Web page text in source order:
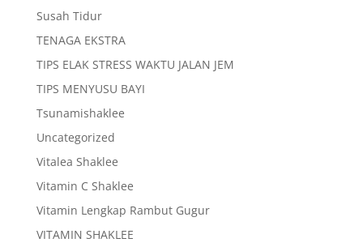
Susah Tidur
TENAGA EKSTRA
TIPS ELAK STRESS WAKTU JALAN JEM
TIPS MENYUSU BAYI
Tsunamishaklee
Uncategorized
Vitalea Shaklee
Vitamin C Shaklee
Vitamin Lengkap Rambut Gugur
VITAMIN SHAKLEE